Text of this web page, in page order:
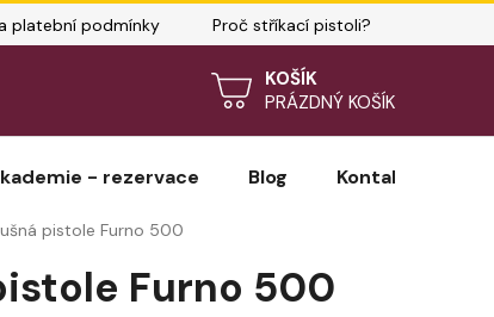
platební podmínky
Proč stříkací pistoli?
NÁKUPNÍPRÁZDNÝ KOŠÍK
- rezervace Blog Kontakty
pistole Furno 500
Furno 500